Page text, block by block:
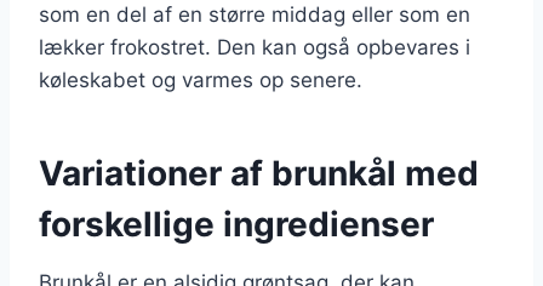
som en del af en større middag eller som en
lækker frokostret. Den kan også opbevares i
køleskabet og varmes op senere.
Variationer af brunkål med
forskellige ingredienser